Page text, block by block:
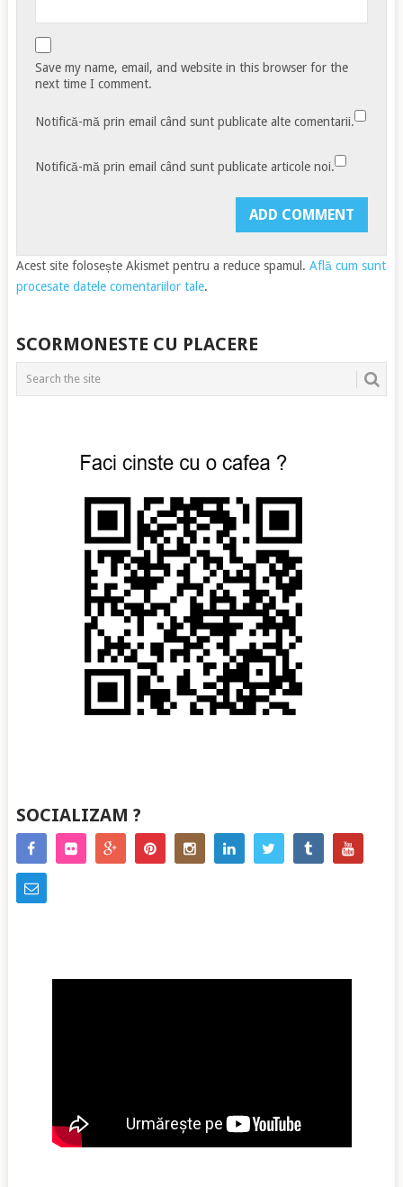
Save my name, email, and website in this browser for the
next time I comment.
Notifică-mă prin email când sunt publicate alte comentarii.
Notifică-mă prin email când sunt publicate articole noi.
Acest site folosește Akismet pentru a reduce spamul. Află cum sunt
procesate datele comentariilor tale.
SCORMONESTE CU PLACERE
SOCIALIZAM ?